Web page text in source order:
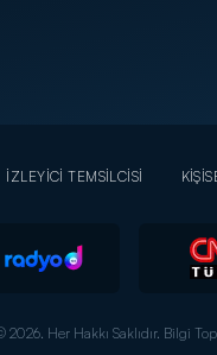
İZLEYİCİ TEMSİLCİSİ
2026. Her Hakkı Saklıdır. Bilgi